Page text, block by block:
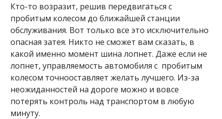
Кто-то возразит, решив передвигаться с
пробитым колесом до ближайшей станции
обслуживания. Вот только все это исключительно
опасная затея. Никто не сможет вам сказать, в
какой именно момент шина лопнет. Даже если не
лопнет, управляемость автомобиля с пробитым
колесом точнооставляет желать лучшего. Из-за
неожиданностей на дороге можно и вовсе
потерять контроль над транспортом в любую
минуту.